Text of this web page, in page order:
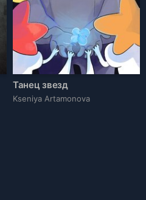
Танец звезд
Kseniya Artamonova